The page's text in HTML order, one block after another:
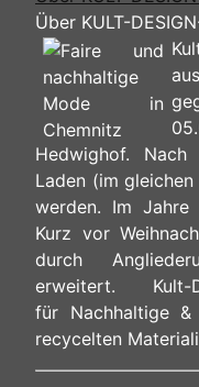
Über KULT-
Hedwighof.
Laden (im
werden. Im
Kurz vor
durch
erweitert. Kult-
für Nachhaltige
recycelten